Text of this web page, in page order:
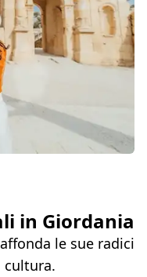
in Giordania
le sue radici
cultura.